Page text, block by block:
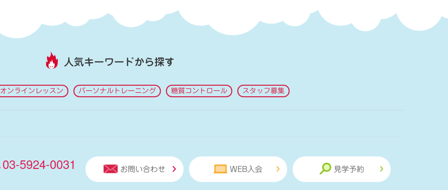
人気キーワードから探す
オンラインレッスン パーソナルトレーニング 糖質コントロール スタッフ募集
03-5924-0031 お問い合わせ WEB入会 見学予約